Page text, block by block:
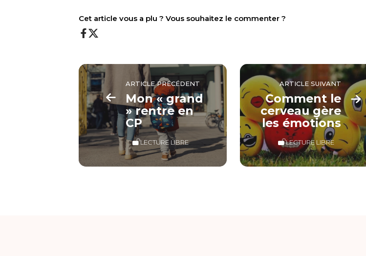
Cet article vous a plu ? Vous souhaitez le commenter ?
ARTICLE PRÉCÉDENT
Mon « grand
» rentre en
CP
LECTURE LIBRE
ARTICLE SUIVANT
Comment le
cerveau gère
les émotions
LECTURE LIBRE